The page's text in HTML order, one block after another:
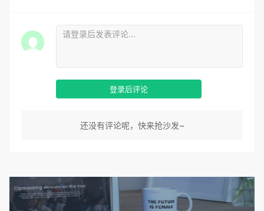
登录后评论
还没有评论呢，快来抢沙发~